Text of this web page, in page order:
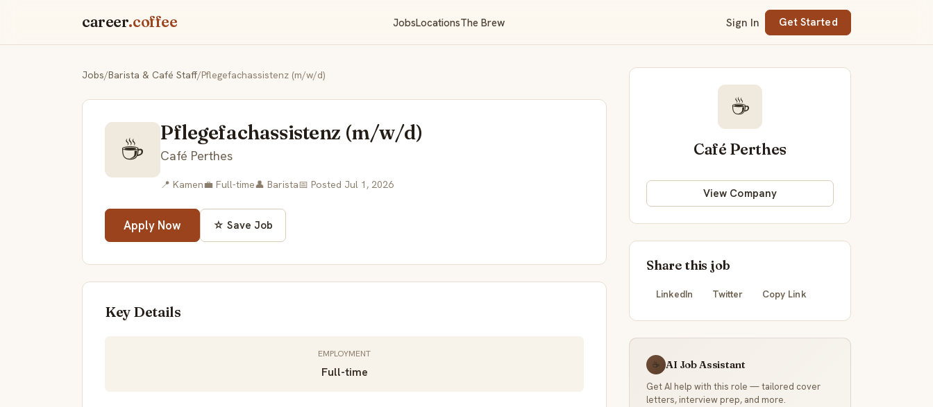
career.coffee JobsLocationsThe Brew Sign In Get Started
Jobs/Barista & Café Staff/Pflegefachassistenz (m/w/d)
☕ Pflegefachassistenz (m/w/d)
Café Perthes
📍 Kamen💼 Full-time👤 Barista📅 Posted Jul 1, 2026
Apply Now ☆ Save Job
Key Details
EMPLOYMENT
Full-time
☕
Café Perthes
View Company
Share this job
LinkedIn Twitter Copy Link
☕ AI Job Assistant
Get AI help with this role — tailored cover
letters, interview prep, and more.